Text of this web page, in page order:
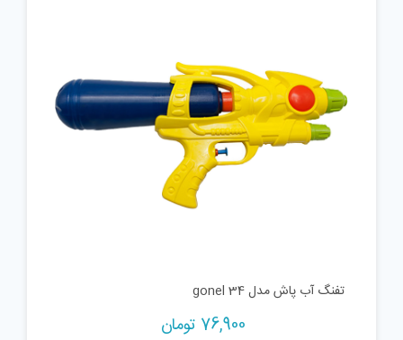
تفنگ آب پاش مدل gonel 34
76,900 تومان